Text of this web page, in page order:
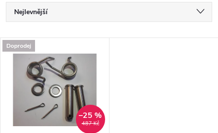
Ř
a
z
Nejlevnější
Nejprodávanější
Abecedně
V
Doprodej
487 Kč
–25 %